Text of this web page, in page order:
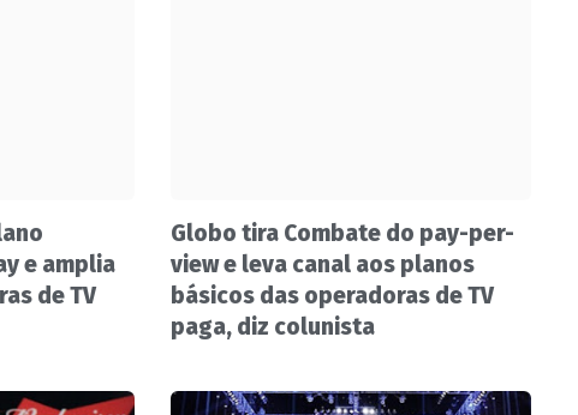
e amplia
de TV
Globo tira Combate do pay-per-
view e leva canal aos planos
básicos das operadoras de TV
paga, diz colunista